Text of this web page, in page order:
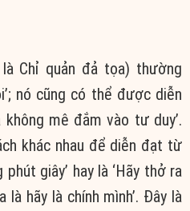
Chỉ quản đả tọa) thường
nó cũng có thể được diễn
không mê đắm vào tư duy’.
khác nhau để diễn đạt từ
giây’ hay là ‘Hãy thở ra
là hãy là chính mình’. Đây là